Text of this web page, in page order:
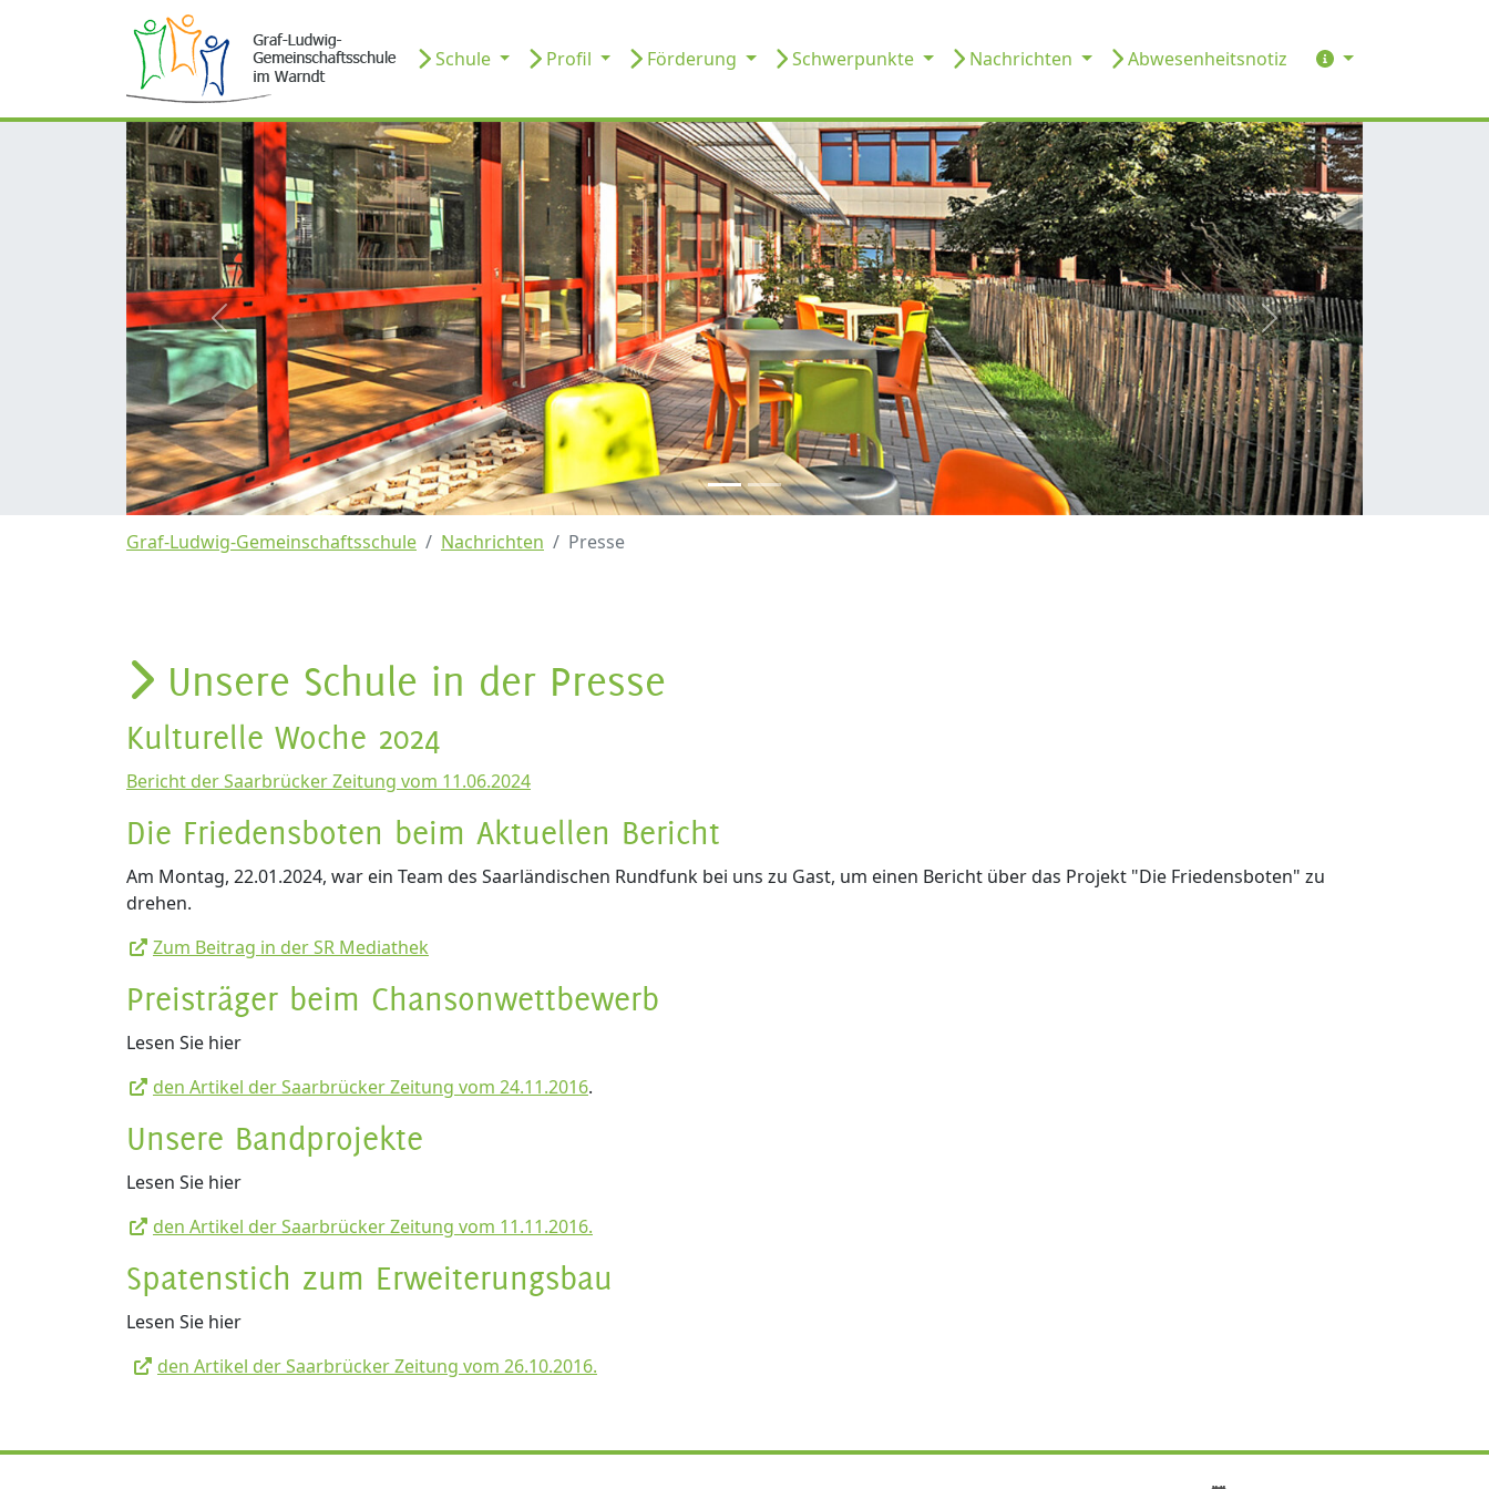
Schule Profil Förderung Schwerpunkte Nachrichten Abwesenheitsnotiz
zurück weiter
Graf-Ludwig-Gemeinschaftsschule Nachrichten Presse
Unsere Schule in der Presse
Kulturelle Woche 2024
Bericht der Saarbrücker Zeitung vom 11.06.2024
Die Friedensboten beim Aktuellen Bericht
Am Montag, 22.01.2024, war ein Team des Saarländischen Rundfunk bei uns zu Gast, um einen Bericht über das Projekt "Die Friedensboten" zu
drehen.
Zum Beitrag in der SR Mediathek
Preisträger beim Chansonwettbewerb
Lesen Sie hier
den Artikel der Saarbrücker Zeitung vom 24.11.2016.
Unsere Bandprojekte
Lesen Sie hier
den Artikel der Saarbrücker Zeitung vom 11.11.2016.
Spatenstich zum Erweiterungsbau
Lesen Sie hier
den Artikel der Saarbrücker Zeitung vom 26.10.2016.